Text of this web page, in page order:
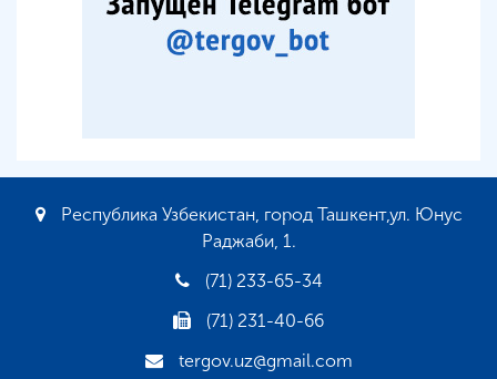
Республика Узбекистан, город Ташкент,ул. Юнус
Раджаби, 1.
(71) 233-65-34
(71) 231-40-66
tergov.uz@gmail.com